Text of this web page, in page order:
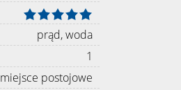
prąd, woda
1
miejsce postojowe